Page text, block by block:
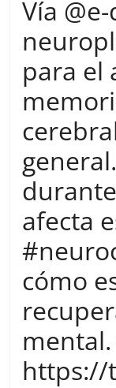
Learn
more.
Do
more.
more.
Vía
para el
afecta
cómo
https://